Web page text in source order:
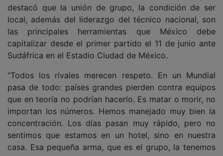
destacó que la unión de grupo, la condición de ser
local, además del liderazgo del técnico nacional, son
las principales herramientas que México debe
capitalizar desde el primer partido el 11 de junio ante
Sudáfrica en el Estadio Ciudad de México.
“Todos los rivales merecen respeto. En un Mundial
pasa de todo: países grandes pierden contra equipos
que en teoría no podrían hacerlo. Es matar o morir, no
importan los números. Hemos manejado muy bien la
concentración. Los días pasan muy rápido, pero no
sentimos que estamos en un hotel, sino en nuestra
casa. Esa pequeña arma, que es el grupo, la tenemos